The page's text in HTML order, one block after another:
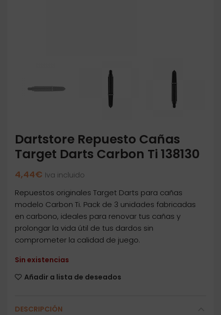
Dartstore Repuesto Cañas
Target Darts Carbon Ti 138130
4,44€ Iva incluido
Repuestos originales Target Darts para cañas
modelo Carbon Ti. Pack de 3 unidades fabricadas
en carbono, ideales para renovar tus cañas y
prolongar la vida útil de tus dardos sin
comprometer la calidad de juego.
Sin existencias
Añadir a lista de deseados
DESCRIPCIÓN